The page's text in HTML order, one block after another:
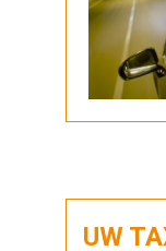
UW